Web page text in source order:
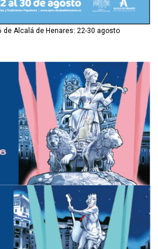
de Alcalá de Henares: 22-30 agosto